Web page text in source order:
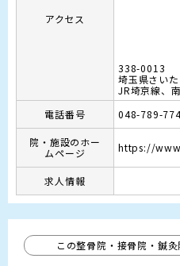
アクセス
338-0013
埼玉県さい
JR埼京線、
電話番号
048-789-
院・施設のホー
ムページ
https://
求人情報
この整骨院・接骨院・鍼